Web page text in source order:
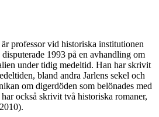
professor vid historiska institutionen
1993 på en avhandling om
under tidig medeltid. Han har skrivit
bland andra Jarlens sekel och
om digerdöden som belönades med
också skrivit två historiska romaner,